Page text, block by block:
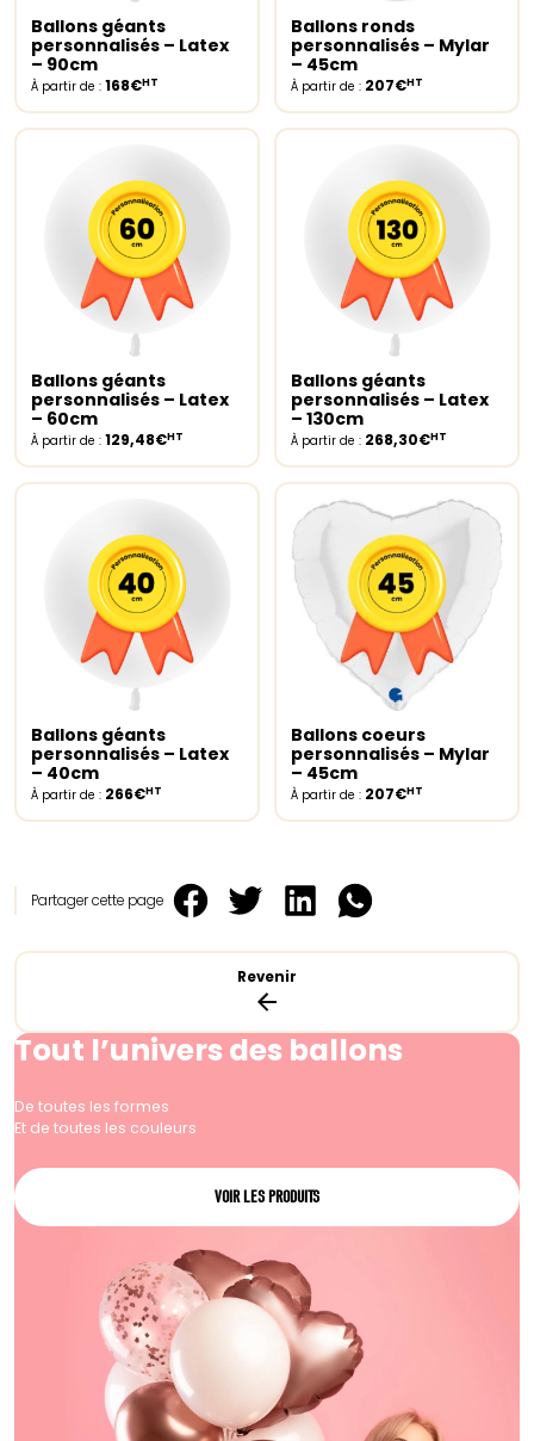
Revenir
Select options
Ballons géants
personnalisés – Latex
– 90cm
À partir de : 168€HT
Select options
Ballons ronds
personnalisés – Mylar
– 45cm
À partir de : 207€HT
Select options
Ballons géants
personnalisés – Latex
– 60cm
À partir de : 129,48€HT
Select options
Ballons géants
personnalisés – Latex
– 130cm
À partir de : 268,30€HT
Select options
Ballons géants
personnalisés – Latex
– 40cm
À partir de : 266€HT
Select options
Ballons coeurs
personnalisés – Mylar
– 45cm
À partir de : 207€HT
Partager cette page
Tout l’univers des ballons
De toutes les formes
Et de toutes les couleurs
VOIR LES PRODUITS